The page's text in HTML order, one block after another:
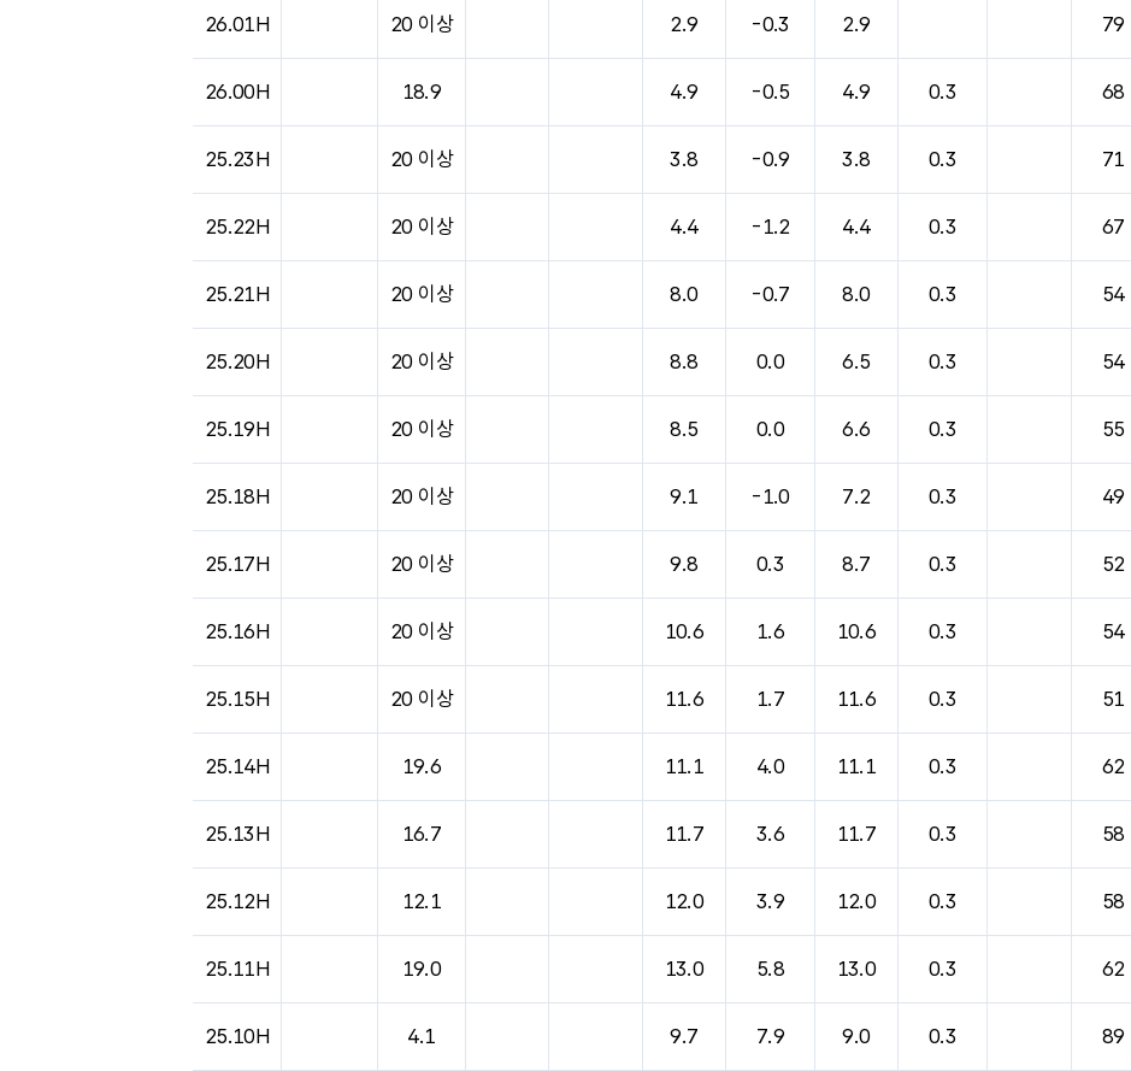
26.01H 20 이상 2.9 -0.3 2.9 79
26.00H 18.9 4.9 -0.5 4.9 0.3 68
25.23H 20 이상 3.8 -0.9 3.8 0.3 71
25.22H 20 이상 4.4 -1.2 4.4 0.3 67
25.21H 20 이상 8.0 -0.7 8.0 0.3 54
25.20H 20 이상 8.8 0.0 6.5 0.3 54
25.19H 20 이상 8.5 0.0 6.6 0.3 55
25.18H 20 이상 9.1 -1.0 7.2 0.3 49
25.17H 20 이상 9.8 0.3 8.7 0.3 52
25.16H 20 이상 10.6 1.6 10.6 0.3 54
25.15H 20 이상 11.6 1.7 11.6 0.3 51
25.14H 19.6 11.1 4.0 11.1 0.3 62
25.13H 16.7 11.7 3.6 11.7 0.3 58
25.12H 12.1 12.0 3.9 12.0 0.3 58
25.11H 19.0 13.0 5.8 13.0 0.3 62
25.10H 4.1 9.7 7.9 9.0 0.3 89